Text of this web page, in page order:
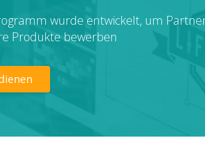
wurde entwickelt, um
Produkte bewerben